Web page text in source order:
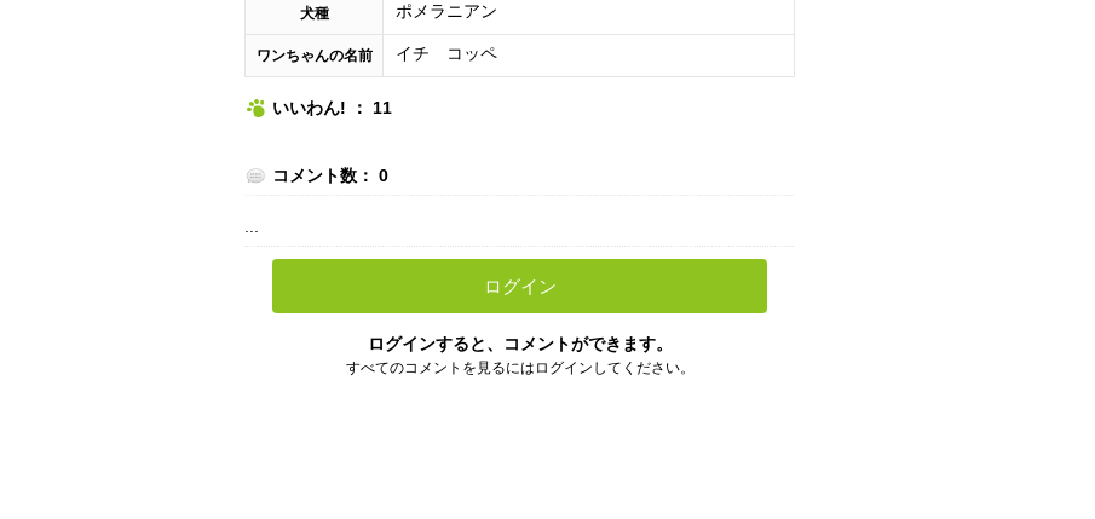
犬種 ポメラニアン
ワンちゃんの名前 イチ コッペ
いいわん! ： 11
コメント数： 0
...
ログイン
ログインすると、コメントができます。
すべてのコメントを見るにはログインしてください。